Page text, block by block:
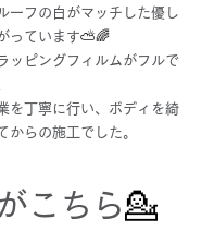
ーフの白がマッチした優し
っています⛅🌈
ッピングフィルムがフルで
を丁寧に行い、ボディを綺
からの施工でした。
こちら💁